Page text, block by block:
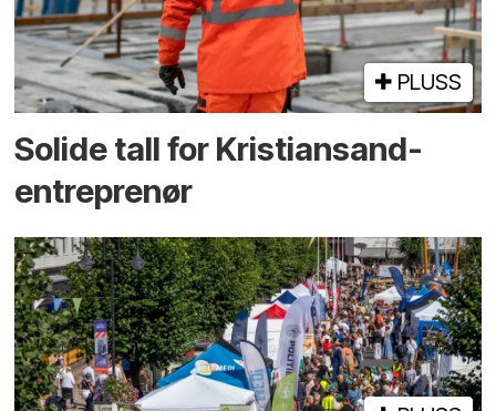
PLUSS
Solide tall for Kristiansand-
entreprenør